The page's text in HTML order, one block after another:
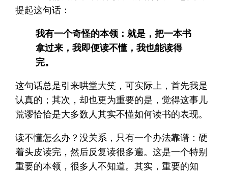
提起这句话：
我有一个奇怪的本领：就是，把一本书
拿过来，我即便读不懂，我也能读得
完。
这句话总是引来哄堂大笑，可实际上，首先我是
认真的；其次，却也更为重要的是，觉得这事儿
荒谬恰恰是大多数人其实不懂如何读书的表现。
读不懂怎么办？没关系，只有一个办法靠谱：硬
着头皮读完，然后反复读很多遍。这是一个特别
重要的本领，很多人不知道。其实，重要的知